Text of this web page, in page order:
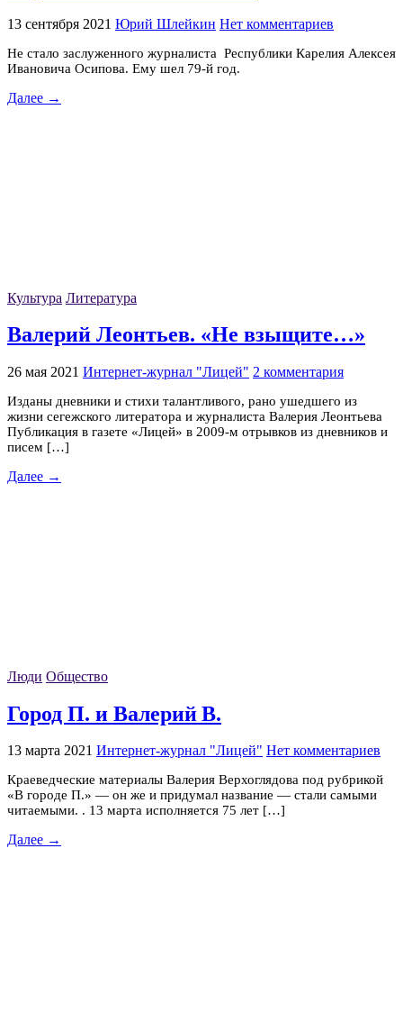
13 сентября 2021 Юрий Шлейкин Нет комментариев
Не стало заслуженного журналиста Республики Карелия Алексея
Ивановича Осипова. Ему шел 79-й год.
Далее →
Культура Литература
Валерий Леонтьев. «Не взыщите…»
26 мая 2021 Интернет-журнал "Лицей" 2 комментария
Изданы дневники и стихи талантливого, рано ушедшего из
жизни сегежского литератора и журналиста Валерия Леонтьева
Публикация в газете «Лицей» в 2009-м отрывков из дневников и
писем […]
Далее →
Люди Общество
Город П. и Валерий В.
13 марта 2021 Интернет-журнал "Лицей" Нет комментариев
Краеведческие материалы Валерия Верхоглядова под рубрикой
«В городе П.» — он же и придумал название — стали самыми
читаемыми. . 13 марта исполняется 75 лет […]
Далее →